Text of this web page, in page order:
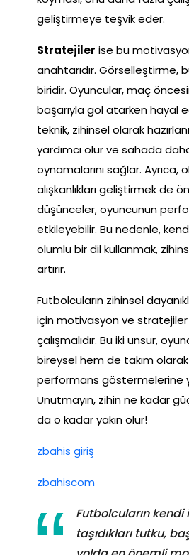
geliştirmeye teşvik eder.
Stratejiler ise bu
anahtarıdır. Görselleştirme,
biridir. Oyuncular, maç
başarıyla gol atarken hayal
teknik, zihinsel olarak
yardımcı olur ve sahada
oynamalarını sağlar. Ayrıca,
alışkanlıkları geliştirmek de
düşünceler, oyuncunun
etkileyebilir. Bu nedenle,
olumlu bir dil kullanmak,
artırır.
Futbolcuların zihinsel
için motivasyon ve
çalışmalıdır. Bu iki unsur,
bireysel hem de takım
performans göstermelerine
Unutmayın, zihin ne kadar
da o kadar yakın olur!
zbahis giriş
zbahiscom
Futbolcuların kendi
taşıdıkları tutku,